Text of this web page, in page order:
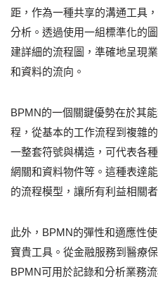
距，作為一種共享的溝通工具
分析。透過使用一組標準化的
建詳細的流程圖，準確地呈現
和資料的流向。
BPMN的一個關鍵優勢在於其
程，從基本的工作流程到複雜
一整套符號與構造，可代表各
網關和資料物件等。這種表達
的流程模型，讓所有利益相關
此外，BPMN的彈性和適應性
寶貴工具。從金融服務到醫療
BPMN可用於記錄和分析業務